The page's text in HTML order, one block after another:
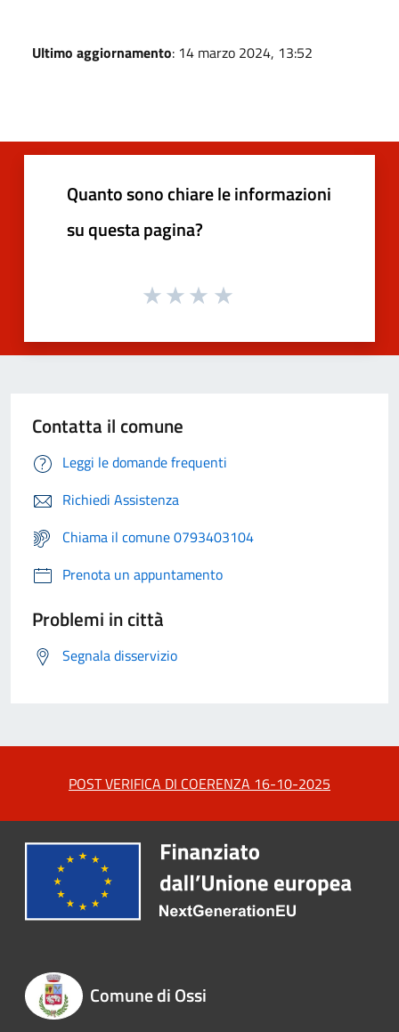
Ultimo aggiornamento: 14 marzo 2024, 13:52
Quanto sono chiare le informazioni
su questa pagina?
Contatta il comune
Leggi le domande frequenti
Richiedi Assistenza
Chiama il comune 0793403104
Prenota un appuntamento
Problemi in città
Segnala disservizio
POST VERIFICA DI COERENZA 16-10-2025
Comune di Ossi